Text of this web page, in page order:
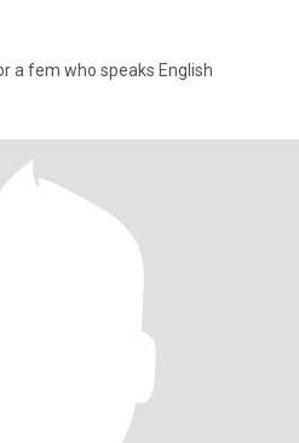
looking for a fem who speaks English